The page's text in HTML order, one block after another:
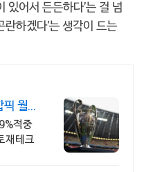
있어서 든든하다'는 걸 넘
란하겠다'는 생각이 드는
월
적중
재테크